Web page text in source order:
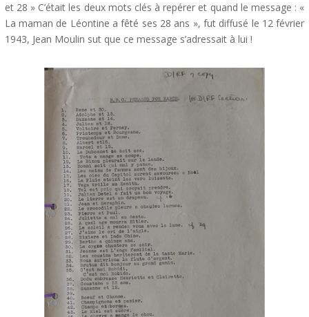
et 28 » C’était les deux mots clés à repérer et quand le message : «
La maman de Léontine a fêté ses 28 ans », fut diffusé le 12 février
1943, Jean Moulin sut que ce message s’adressait à lui !